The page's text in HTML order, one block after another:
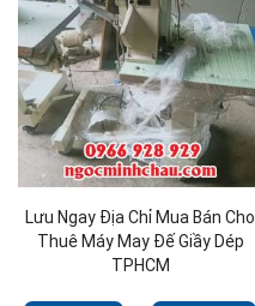
Lưu Ngay Địa Chỉ Mua Bán Cho
Thuê Máy May Đế Giầy Dép
TPHCM